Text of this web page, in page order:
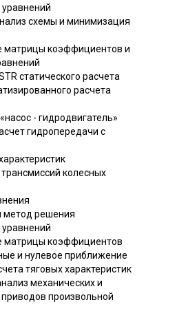
схемы и минимизация
матрицы коэффициентов и
статического расчета
расчета
- гидродвигатель»
гидропередачи с
колесных
метод решения
матрицы коэффициентов
и нулевое приближение
тяговых характеристик
механических и
произвольной